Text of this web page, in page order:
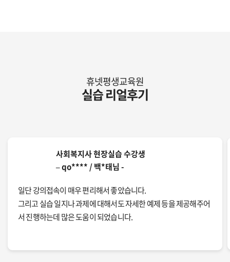
휴넷평생교육원
실습 리얼후기
사회복지사 현장실습 수강생
– qo**** / 백*태님 -
일단 강의접속이 매우 편리해서 좋았습니다.
그리고 실습 일지나 과제에 대해서도 자세한 예제 등을 제공해주어
서 진행하는데 많은 도움이 되었습니다.